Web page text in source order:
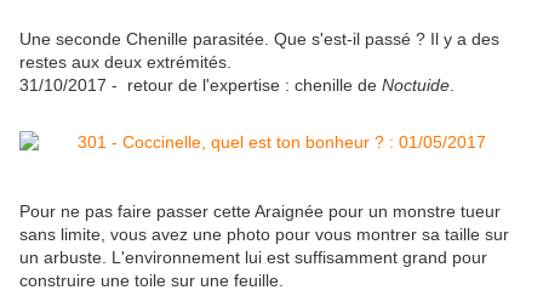
Une seconde Chenille parasitée. Que s'est-il passé ? Il y a des
restes aux deux extrémités.
31/10/2017 - retour de l'expertise : chenille de Noctuide
Pour ne pas faire passer cette Araignée pour un monstre tueur
sans limite, vous avez une photo pour vous montrer sa taille sur
un arbuste. L'environnement lui est suffisamment grand pour
construire une toile sur une feuille.